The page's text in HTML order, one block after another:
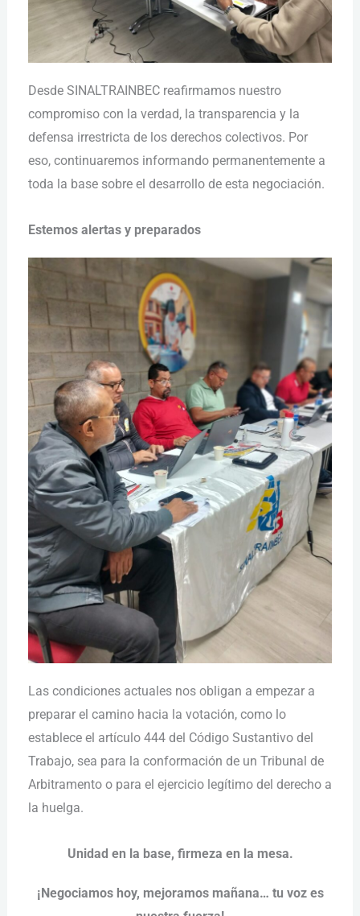
Desde SINALTRAINBEC reafirmamos nuestro
compromiso con la verdad, la transparencia y la
defensa irrestricta de los derechos colectivos. Por
eso, continuaremos informando permanentemente a
toda la base sobre el desarrollo de esta negociación.
Estemos alertas y preparados
Las condiciones actuales nos obligan a empezar a
preparar el camino hacia la votación, como lo
establece el artículo 444 del Código Sustantivo del
Trabajo, sea para la conformación de un Tribunal de
Arbitramento o para el ejercicio legítimo del derecho a
la huelga.
Unidad en la base, firmeza en la mesa.
¡Negociamos hoy, mejoramos mañana… tu voz es